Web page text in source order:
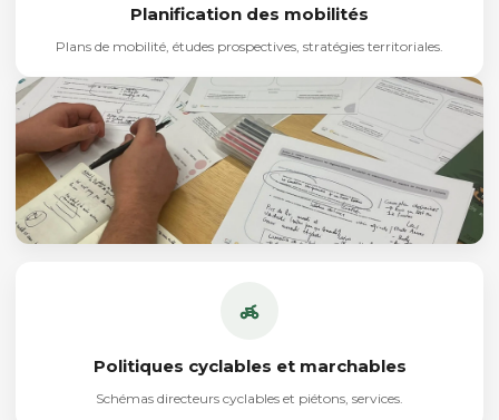
Planification des mobilités
Plans de mobilité, études prospectives, stratégies territoriales.
Politiques cyclables et marchables
Schémas directeurs cyclables et piétons, services.